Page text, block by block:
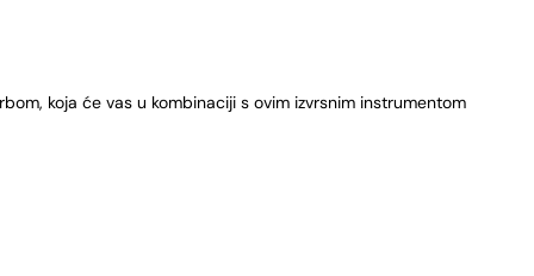
koja će vas u kombinaciji s ovim izvrsnim instrumentom